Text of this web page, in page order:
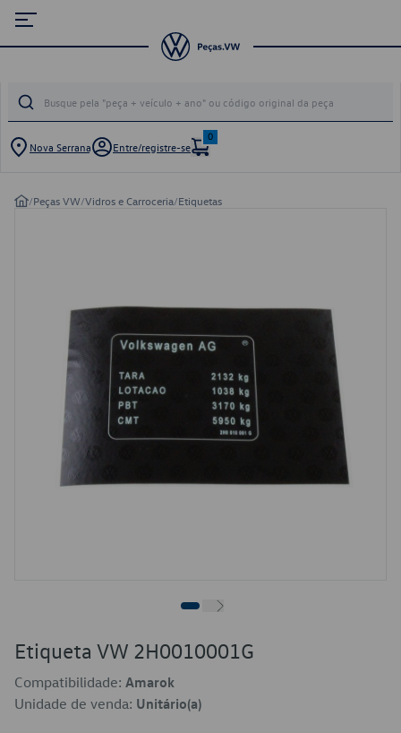
Nova Serrana Entre/registre-se
0
/Peças VW/Vidros e Carroceria/Etiquetas
Etiqueta VW 2H0010001G
Compatibilidade: Amarok
Unidade de venda: Unitário(a)